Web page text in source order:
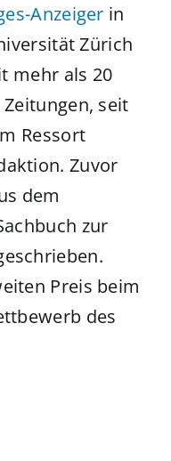
Anzeiger in
Zürich
mehr als 20
seit
Ressort
Zuvor
dem
zur
Preis beim
des